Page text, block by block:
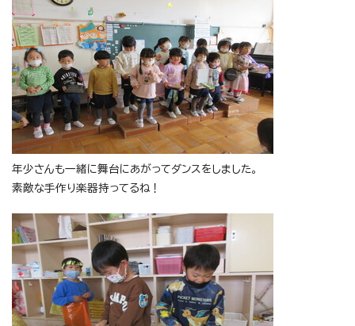
年少さんも一緒に舞台にあがってダンスをしました。
素敵な手作り楽器持ってるね！